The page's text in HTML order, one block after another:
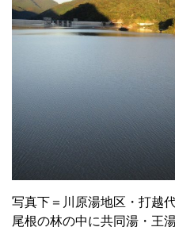
写真下＝川原湯地区・打越
尾根の林の中に共同湯・王